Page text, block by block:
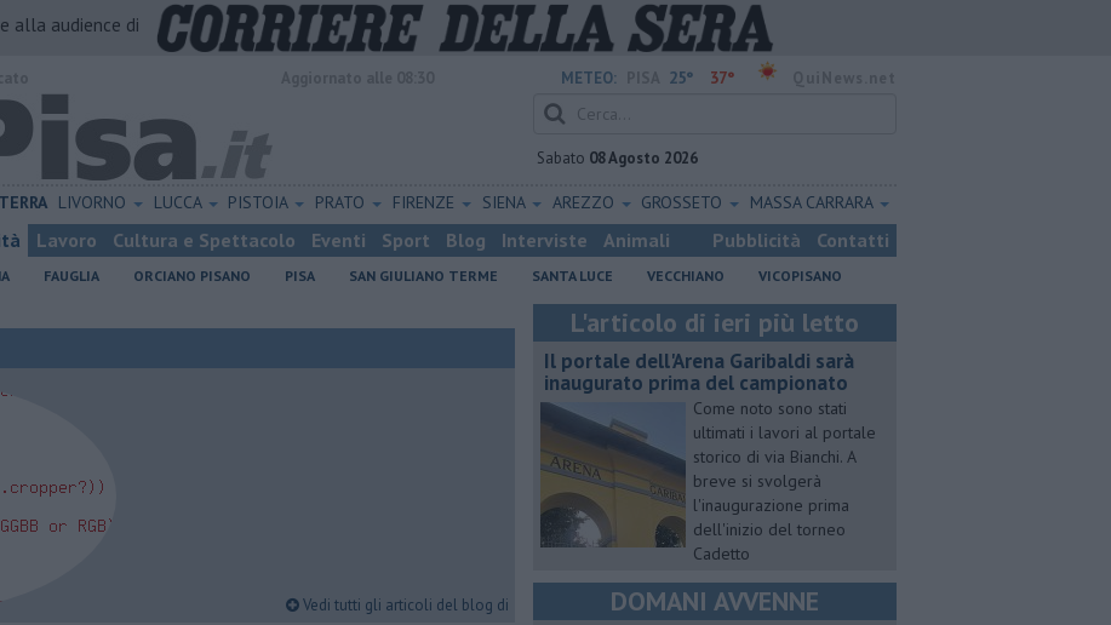
alla audience di
METEO: 25° 37°
Sabato 08 Agosto 2026
LIVORNO LUCCA PISTOIA PRATO FIRENZE SIENA AREZZO GROSSETO MASSA CARRARA
Lavoro Cultura e Spettacolo Eventi Sport Blog Interviste Animali Pubblicità Contatti
FAUGLIA ORCIANO PISANO PISA SAN GIULIANO TERME SANTA LUCE VECCHIANO VICOPISANO
Vedi tutti gli articoli del blog di
L'articolo di ieri più letto
Il portale dell'Arena Garibaldi sarà
inaugurato prima del campionato
Come noto sono stati
ultimati i lavori al portale
storico di via Bianchi. A
breve si svolgerà
l'inaugurazione prima
dell'inizio del torneo
Cadetto
DOMANI AVVENNE